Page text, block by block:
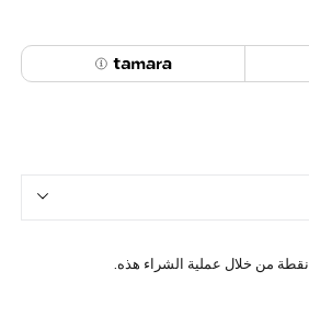
نقطة من خلال عملية الشراء هذه.